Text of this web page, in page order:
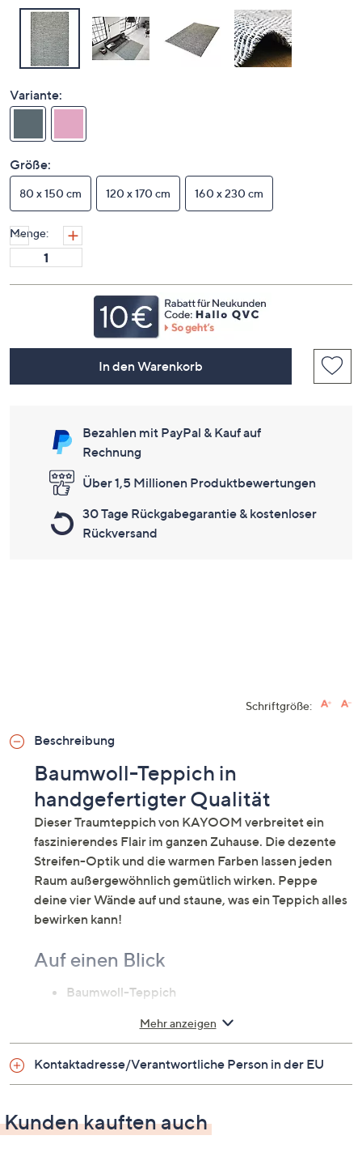
Variante:
Größe:
80 x 150 cm 120 x 170 cm 160 x 230 cm
Menge:
In den Warenkorb
Bezahlen mit PayPal & Kauf auf
Rechnung
Über 1,5 Millionen Produktbewertungen
30 Tage Rückgabegarantie & kostenloser
Rückversand
Schriftgröße:
Beschreibung
Baumwoll-Teppich in
handgefertigter Qualität
Dieser Traumteppich von KAYOOM verbreitet ein
faszinierendes Flair im ganzen Zuhause. Die dezente
Streifen-Optik und die warmen Farben lassen jeden
Raum außergewöhnlich gemütlich wirken. Peppe
deine vier Wände auf und staune, was ein Teppich alles
bewirken kann!
Auf einen Blick
Baumwoll-Teppich
Design: zurückhaltende Streifen-Optik
lang anhaltende Farbintensität
pflegeleicht
Zur Auswahl
Mehr anzeigen
Kontaktadresse/Verantwortliche Person in der EU
Kunden kauften auch